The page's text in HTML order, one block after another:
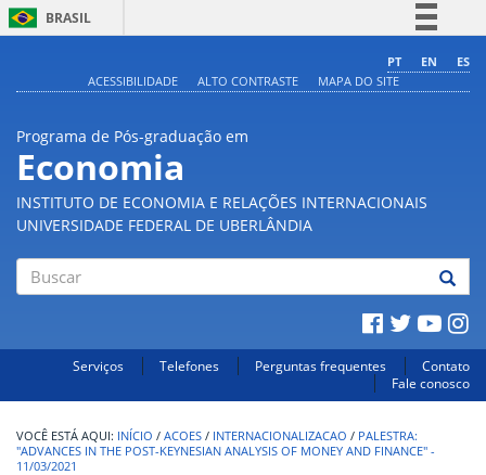
BRASIL
Comunica BR
PT EN
ES
ACESSIBILIDADE
ALTO CONTRASTE MAPA DO SITE
Programa de Pós-graduação em
Economia
INSTITUTO DE ECONOMIA E RELAÇÕES INTERNACIONAIS
UNIVERSIDADE FEDERAL DE UBERLÂNDIA
Serviços Telefones Perguntas frequentes
Contato
Fale conosco
INÍCIO / ACOES / INTERNACIONALIZACAO / PALESTRA:
"ADVANCES IN THE POST-KEYNESIAN ANALYSIS OF MONEY AND FINANCE" -
11/03/2021